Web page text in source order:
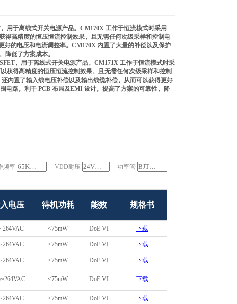
用于离线式开关电源产品。CM170X 工作于恒流模式时采用
得高精度的恒压恒流控制效果，且无需任何次级采样和控制电
的电压和电流调整率。CM170X 内置了大量的补偿以及保护
低了方案成本。
，用于离线式开关电源产品。CM171X 工作于恒流模式时采
获得高精度的恒压恒流控制效果，且无需任何次级采样和控制
内置了输入线电压补偿以及输出线缆补偿，从而可以获得更好
电路，利于 PCB 布局及EMI 设计，提高了方案的可靠性，降
频率 VDD耐压
功率管
电压 待机功耗 能效
规格书
<75mW DoE VI 下载
<75mW DoE VI 下载
<75mW DoE VI 下载
<75mW DoE VI 下载
<75mW DoE VI 下载